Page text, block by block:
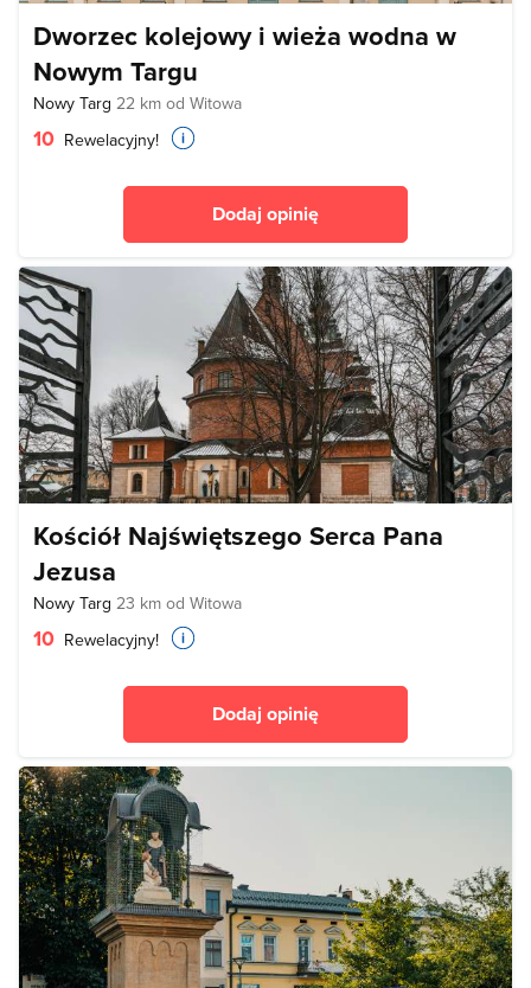
Dworzec kolejowy i wieża wodna w
Nowym Targu
Nowy Targ 22 km od Witowa
10 Rewelacyjny!
Dodaj opinię
Kościół Najświętszego Serca Pana
Jezusa
Nowy Targ 23 km od Witowa
10 Rewelacyjny!
Dodaj opinię